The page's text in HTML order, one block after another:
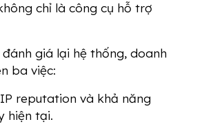
chỉ là công cụ hỗ trợ
giá lại hệ thống, doanh
ba việc:
reputation và khả năng
hiện tại.